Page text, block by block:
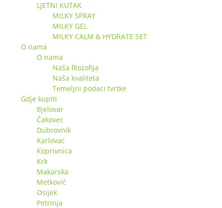
LJETNI KUTAK
MILKY SPRAY
MILKY GEL
MILKY CALM & HYDRATE SET
O nama
O nama
Naša filozofija
Naša kvaliteta
Temeljni podaci tvrtke
Gdje kupiti
Bjelovar
Čakovec
Dubrovnik
Karlovac
Koprivnica
Krk
Makarska
Metković
Osijek
Petrinja